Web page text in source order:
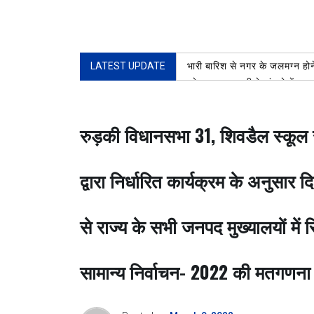
LATEST UPDATE भारी बारिश से नगर के जलमग्न
प्रेस क्लब रुड़की के भंडारे में
प्रथम नेशनल मास्टर्स शूटिंग
भीड़ में गुम हुए 11 वर्षीय बालक
रुड़की विधानसभा 31, शिवडैल स्कूल
द्वारा निर्धारित कार्यक्रम के
से राज्य के सभी जनपद मुख्यालयों में
सामान्य निर्वाचन- 2022 की